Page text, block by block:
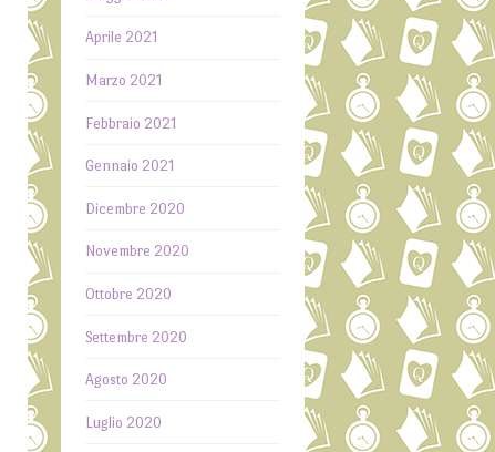
Aprile 2021
Marzo 2021
Febbraio 2021
Gennaio 2021
Dicembre 2020
Novembre 2020
Ottobre 2020
Settembre 2020
Agosto 2020
Luglio 2020